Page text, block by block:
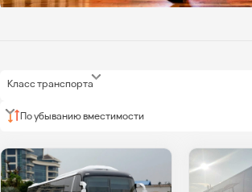
Класс транспорта
По убыванию вместимости